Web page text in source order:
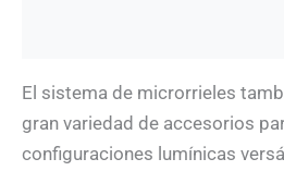
El sistema de microrrieles
gran variedad de accesorios
configuraciones lumínicas